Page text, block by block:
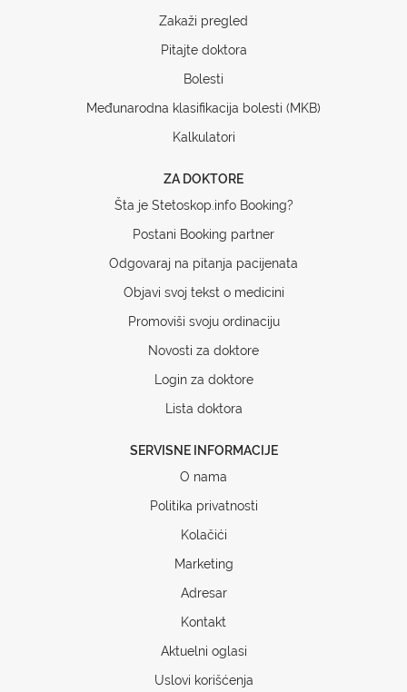
Zakaži pregled
Pitajte doktora
Bolesti
Međunarodna klasifikacija bolesti (MKB)
Kalkulatori
ZA DOKTORE
Šta je Stetoskop.info Booking?
Postani Booking partner
Odgovaraj na pitanja pacijenata
Objavi svoj tekst o medicini
Promoviši svoju ordinaciju
Novosti za doktore
Login za doktore
Lista doktora
SERVISNE INFORMACIJE
O nama
Politika privatnosti
Kolačići
Marketing
Adresar
Kontakt
Aktuelni oglasi
Uslovi korišćenja